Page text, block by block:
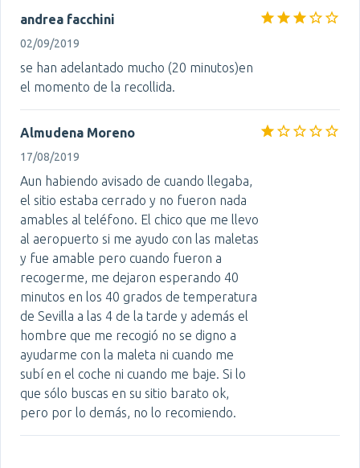
andrea facchini
02/09/2019
se han adelantado mucho (20 minutos)en
el momento de la recollida.
Almudena Moreno
17/08/2019
Aun habiendo avisado de cuando llegaba,
el sitio estaba cerrado y no fueron nada
amables al teléfono. El chico que me llevo
al aeropuerto si me ayudo con las maletas
y fue amable pero cuando fueron a
recogerme, me dejaron esperando 40
minutos en los 40 grados de temperatura
de Sevilla a las 4 de la tarde y además el
hombre que me recogió no se digno a
ayudarme con la maleta ni cuando me
subí en el coche ni cuando me baje. Si lo
que sólo buscas en su sitio barato ok,
pero por lo demás, no lo recomiendo.